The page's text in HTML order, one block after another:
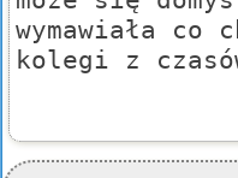
wymawiała co
kolegi z